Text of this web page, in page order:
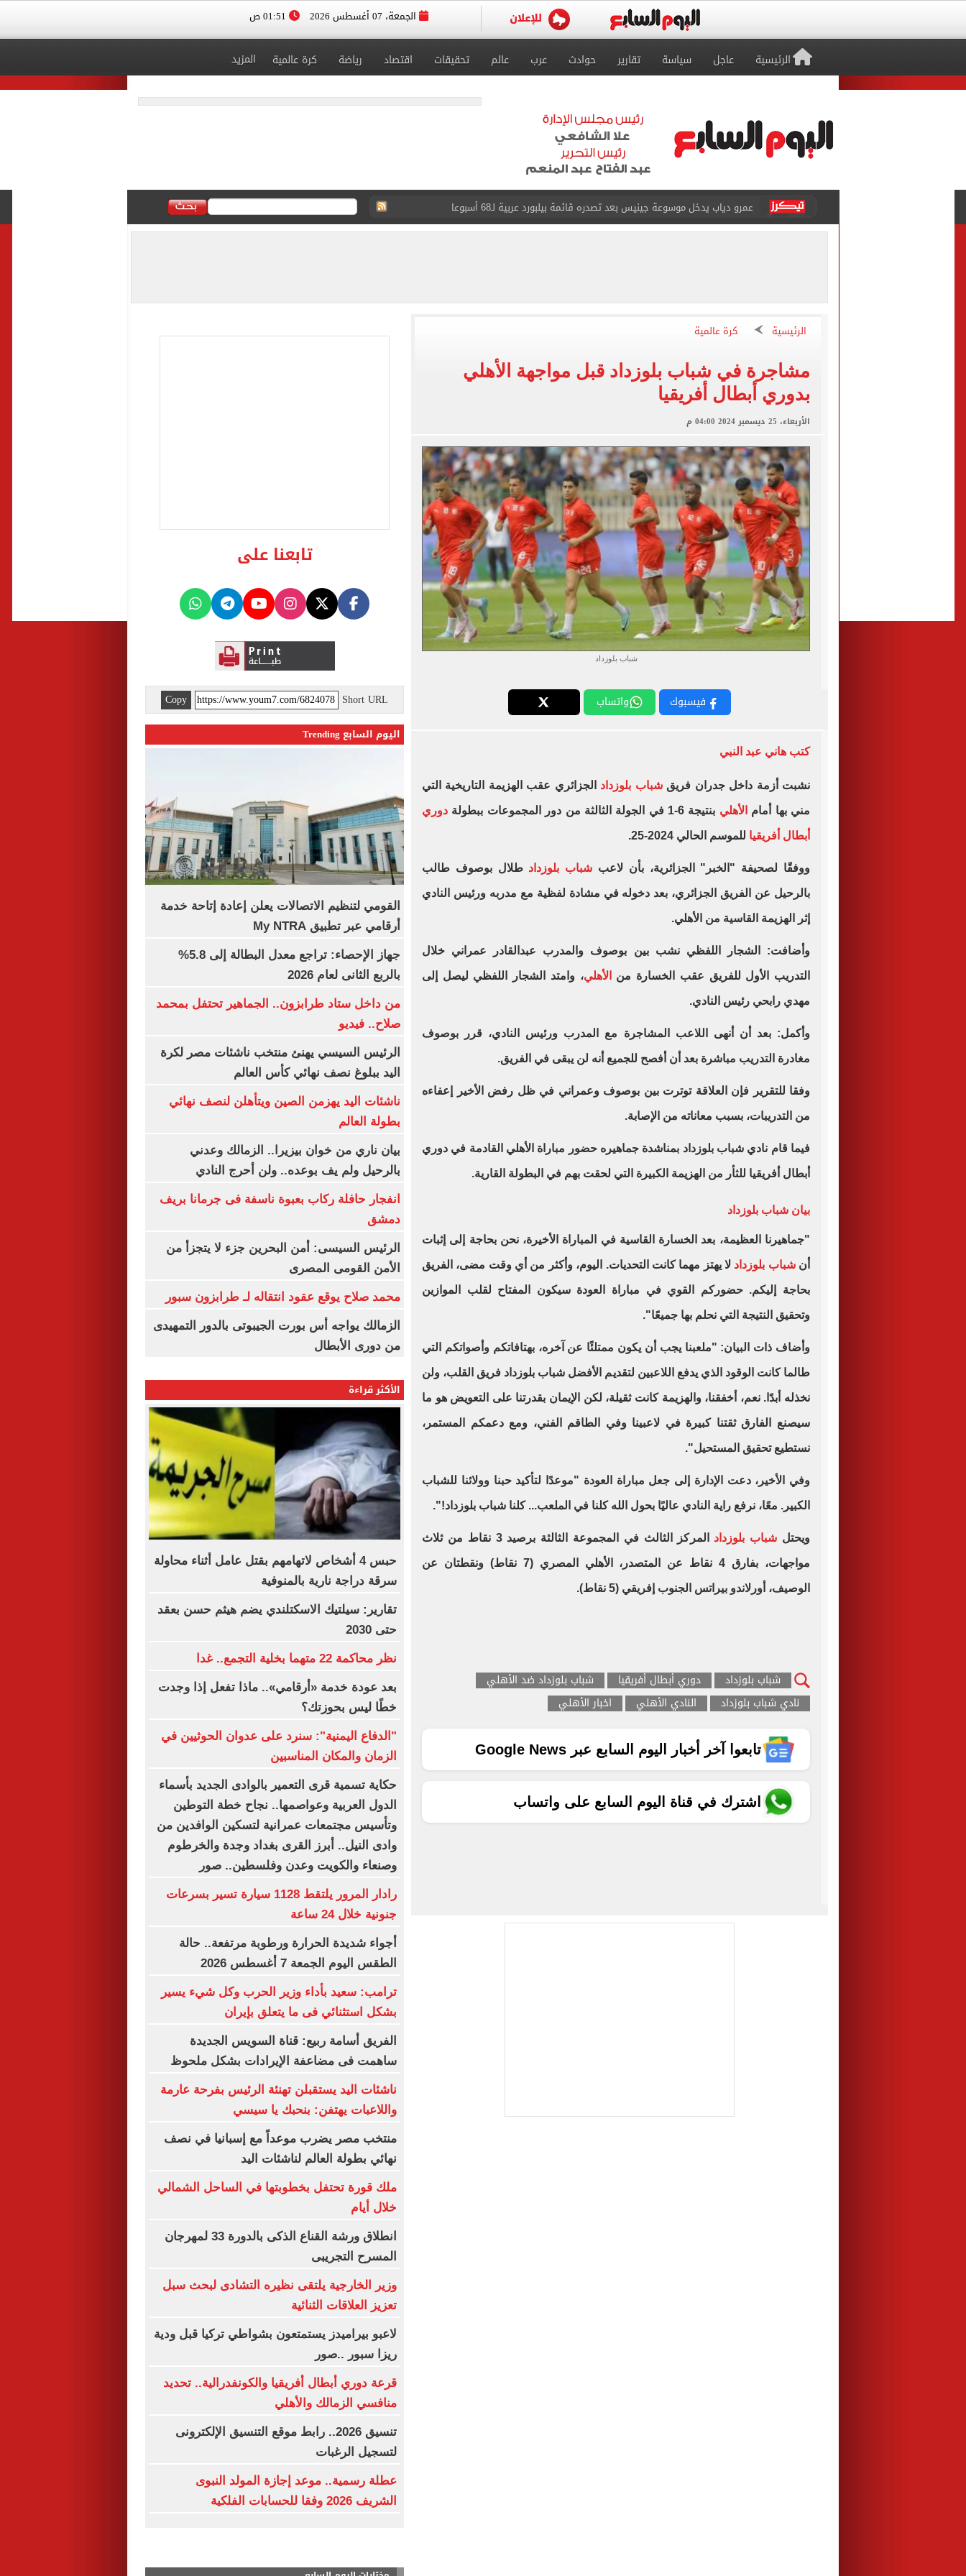
الجمعة، 07 أغسطس 2026
الرئيسية عاجل سياسة تقارير حوادث عرب عالم تحقيقات اقتصاد رياضة كرة عالمية المزيد
عمرو دياب يدخل موسوعة جينيس بعد تصدره قائمة بيلبورد عربية لـ68 أسبوعا
إغلاق طريق مصر أسوان الزراعى الغربى كليا من المنيب للعياط.. اعرف التحويلات
حكم تصوير الحوادث والمشاجرات ونشرها على مواقع التواصل
تقارير: سيلتيك الأسكتلندي يضم هيثم حسن بعقد حتى 2030
محمود حميدة يحتفل بزفاف ابنته ويرقص معها في أجواء مليئة بالفرحة.. فيديو وصور
إخلاء سبيل سائق أوبر وفتاة واقعة التحرش المزيفة بكفالة مالية
غلق جزئى لشارع جامعة الدول العربية بتقاطعه مع شارع شهاب 3 أيام لتوصيل غاز
الرئيسية كرة عالمية
مشاجرة في شباب بلوزداد قبل مواجهة الأهلي
بدوري أبطال أفريقيا
الأربعاء، 25 ديسمبر 2024 04:00 م
شباب بلوزداد
فيسبوك واتساب
كتب هاني عبد النبي
نشبت أزمة داخل جدران فريقشباب بلوزداد الجزائري عقب الهزيمة التاريخية التي
مني بها أمام الأهلي بنتيجة 6-1 في الجولة الثالثة من دور المجموعات ببطولة دوري
أبطال أفريقيا للموسم الحالي 2024-25.
ووفقًا لصحيفة "الخبر" الجزائرية، بأن لاعب شباب بلوزداد طلال بوصوف طالب
بالرحيل عن الفريق الجزائري، بعد دخوله في مشادة لفظية مع مدربه ورئيس النادي
إثر الهزيمة القاسية من الأهلي.
وأضافت: الشجار اللفظي نشب بين بوصوف والمدرب عبدالقادر عمراني خلال
التدريب الأول للفريق عقب الخسارة من الأهلي، وامتد الشجار اللفظي ليصل إلى
مهدي رابحي رئيس النادي.
وأكمل: بعد أن أنهى اللاعب المشاجرة مع المدرب ورئيس النادي، قرر بوصوف
مغادرة التدريب مباشرة بعد أن أفصح للجميع أنه لن يبقى في الفريق.
وفقا للتقرير فإن العلاقة توترت بين بوصوف وعمراني في ظل رفض الأخير إعفاءه
من التدريبات، بسبب معاناته من الإصابة.
فيما قام نادي شباب بلوزداد بمناشدة جماهيره حضور مباراة الأهلي القادمة في دوري
أبطال أفريقيا للثأر من الهزيمة الكبيرة التي لحقت بهم في البطولة القارية.
بيان شباب بلوزداد
"جماهيرنا العظيمة، بعد الخسارة القاسية في المباراة الأخيرة، نحن بحاجة إلى إثبات
أنشباب بلوزداد لا يهتز مهما كانت التحديات. اليوم، وأكثر من أي وقت مضى، الفريق
بحاجة إليكم. حضوركم القوي في مباراة العودة سيكون المفتاح لقلب الموازين
وتحقيق النتيجة التي نحلم بها جميعًا".
وأضاف ذات البيان: "ملعبنا يجب أن يكون ممتلئًا عن آخره، بهتافاتكم وأصواتكم التي
طالما كانت الوقود الذي يدفع اللاعبين لتقديم الأفضل شباب بلوزداد فريق القلب، ولن
نخذله أبدًا. نعم، أخفقنا، والهزيمة كانت ثقيلة، لكن الإيمان بقدرتنا على التعويض هو ما
سيصنع الفارق ثقتنا كبيرة في لاعبينا وفي الطاقم الفني، ومع دعمكم المستمر،
نستطيع تحقيق المستحيل".
وفي الأخير، دعت الإدارة إلى جعل مباراة العودة "موعدًا لتأكيد حبنا وولائنا للشباب
الكبير. معًا، نرفع راية النادي عاليًا بحول الله كلنا في الملعب... كلنا شباب بلوزداد!".
ويحتل شباب بلوزداد المركز الثالث في المجموعة الثالثة برصيد 3 نقاط من ثلاث
مواجهات، بفارق 4 نقاط عن المتصدر، الأهلي المصري (7 نقاط) ونقطتان عن
الوصيف، أورلاندو بيراتس الجنوب إفريقي (5 نقاط).
شباب بلوزداد دوري أبطال أفريقيا
شباب بلوزداد ضد الأهلي
نادي شباب بلوزداد
النادي الأهلي اخبار الأهلي
تابعوا آخر أخبار اليوم السابع عبر Google News
اشترك في قناة اليوم السابع على واتساب
تابعنا على
Short URL
Copy
اليوم السابع Trending
القومي لتنظيم الاتصالات يعلن إعادة إتاحة خدمة
أرقامي عبر تطبيق My NTRA
جهاز الإحصاء: تراجع معدل البطالة إلى 5.8%
بالربع الثانى لعام 2026
من داخل ستاد طرابزون.. الجماهير تحتفل بمحمد
صلاح.. فيديو
الرئيس السيسي يهنئ منتخب ناشئات مصر لكرة
اليد ببلوغ نصف نهائي كأس العالم
ناشئات اليد يهزمن الصين ويتأهلن لنصف نهائي
بطولة العالم
بيان ناري من خوان بيزيرا.. الزمالك وعدني
بالرحيل ولم يف بوعده.. ولن أحرج النادي
انفجار حافلة ركاب بعبوة ناسفة فى جرمانا بريف
دمشق
الرئيس السيسى: أمن البحرين جزء لا يتجزأ من
الأمن القومى المصرى
محمد صلاح يوقع عقود انتقاله لـ طرابزون سبور
الزمالك يواجه أس بورت الجيبوتى بالدور التمهيدى
من دورى الأبطال
الأكثر قراءة
حبس 4 أشخاص لاتهامهم بقتل عامل أثناء محاولة
سرقة دراجة نارية بالمنوفية
تقارير: سيلتيك الاسكتلندي يضم هيثم حسن بعقد
حتى 2030
نظر محاكمة 22 متهما بخلية التجمع.. غدا
بعد عودة خدمة «أرقامي».. ماذا تفعل إذا وجدت
خطًا ليس بحوزتك؟
"الدفاع اليمنية": سنرد على عدوان الحوثيين في
الزمان والمكان المناسبين
حكاية تسمية قرى التعمير بالوادى الجديد بأسماء
الدول العربية وعواصمها.. نجاح خطة التوطين
وتأسيس مجتمعات عمرانية لتسكين الوافدين من
وادى النيل.. أبرز القرى بغداد وجدة والخرطوم
وصنعاء والكويت وعدن وفلسطين.. صور
رادار المرور يلتقط 1128 سيارة تسير بسرعات
جنونية خلال 24 ساعة
أجواء شديدة الحرارة ورطوبة مرتفعة.. حالة
الطقس اليوم الجمعة 7 أغسطس 2026
ترامب: سعيد بأداء وزير الحرب وكل شيء يسير
بشكل استثنائي فى ما يتعلق بإيران
الفريق أسامة ربيع: قناة السويس الجديدة
ساهمت فى مضاعفة الإيرادات بشكل ملحوظ
ناشئات اليد يستقبلن تهنئة الرئيس بفرحة عارمة
واللاعبات يهتفن: بنحبك يا سيسي
منتخب مصر يضرب موعداً مع إسبانيا في نصف
نهائي بطولة العالم لناشئات اليد
ملك قورة تحتفل بخطوبتها في الساحل الشمالي
خلال أيام
انطلاق ورشة القناع الذكى بالدورة 33 لمهرجان
المسرح التجريبى
وزير الخارجية يلتقى نظيره التشادى لبحث سبل
تعزيز العلاقات الثنائية
لاعبو بيراميدز يستمتعون بشواطي تركيا قبل ودية
ريزا سبور ..صور
قرعة دوري أبطال أفريقيا والكونفدرالية.. تحديد
منافسي الزمالك والأهلي
تنسيق 2026.. رابط موقع التنسيق الإلكترونى
لتسجيل الرغبات
عطلة رسمية.. موعد إجازة المولد النبوى
الشريف 2026 وفقا للحسابات الفلكية